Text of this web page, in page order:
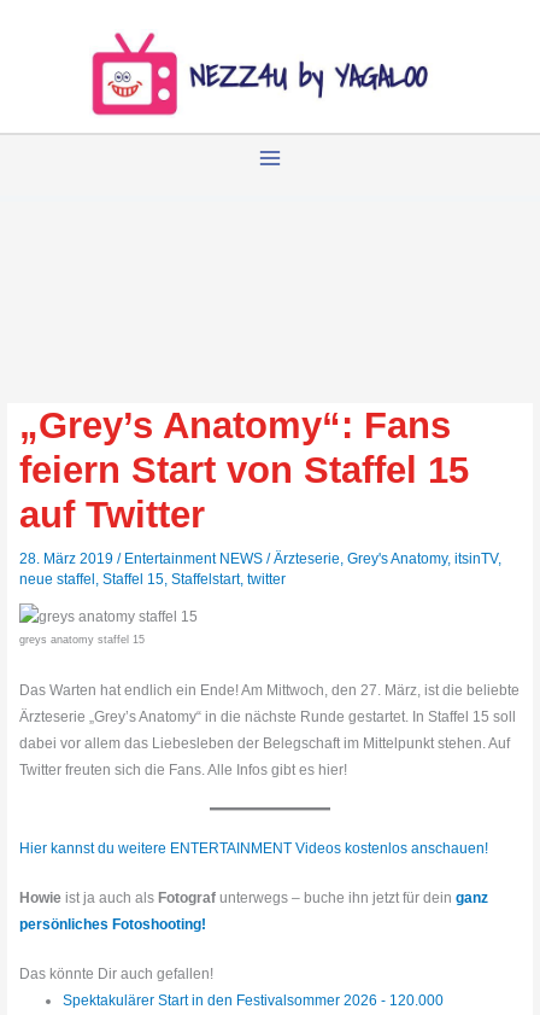
„Grey’s Anatomy“: Fans
feiern Start von Staffel 15
auf Twitter
28. März 2019/ Entertainment NEWS /Ärzteserie ,Grey's Anatomy,itsinTV,
neue staffel ,Staffel 15 ,Staffelstart,twitter
greys anatomy staffel 15
Das Warten hat endlich ein Ende! Am Mittwoch, den 27. März, ist die beliebte
Ärzteserie „Grey’s Anatomy“ in die nächste Runde gestartet. In Staffel 15 soll
dabei vor allem das Liebesleben der Belegschaft im Mittelpunkt stehen. Auf
Twitter freuten sich die Fans. Alle Infos gibt es hier!
Hier kannst du weitere ENTERTAINMENT Videos kostenlos anschauen!
Howie ist ja auch als Fotograf unterwegs – buche ihn jetzt für deinganz
persönliches Fotoshooting!
Das könnte Dir auch gefallen!
Spektakulärer Start in den Festivalsommer 2026 - 120.000